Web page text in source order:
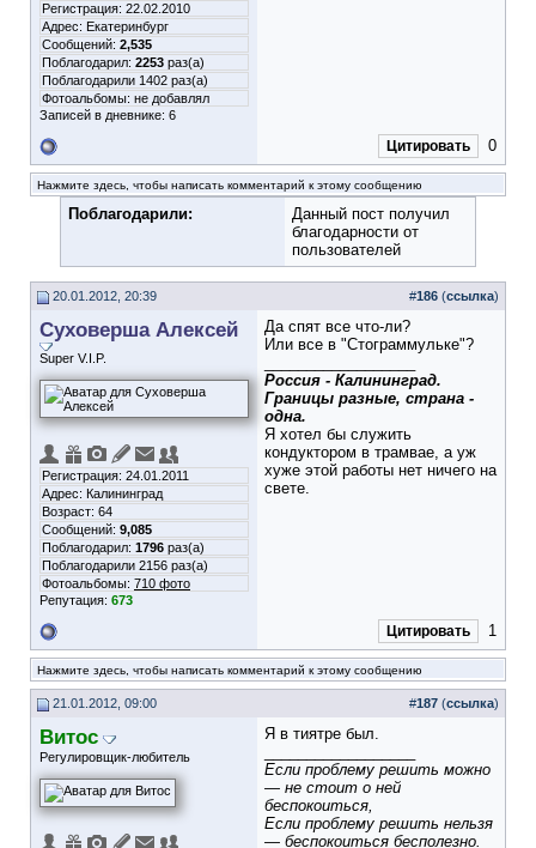
Регистрация: 22.02.2010
Адрес: Екатеринбург
Сообщений: 2,535
Поблагодарил: 2253 раз(а)
Поблагодарили 1402 раз(а)
Фотоальбомы: не добавлял
Записей в дневнике: 6
Цитировать 0
Нажмите здесь, чтобы написать комментарий к этому сообщению
Поблагодарили:
Данный пост получил
благодарности от
пользователей
20.01.2012, 20:39 #186 (ссылка)
Суховерша Алексей
Super V.I.P.
Регистрация: 24.01.2011
Адрес: Калининград
Возраст: 64
Сообщений: 9,085
Поблагодарил: 1796 раз(а)
Поблагодарили 2156 раз(а)
Фотоальбомы: 710 фото
Репутация: 673
Да спят все что-ли?
Или все в "Стограммульке"?
Россия - Калининград.
Границы разные, страна -
одна.
Я хотел бы служить
кондуктором в трамвае, а уж
хуже этой работы нет ничего на
свете.
Цитировать 1
Нажмите здесь, чтобы написать комментарий к этому сообщению
21.01.2012, 09:00 #187 (ссылка)
Витос
Регулировщик-любитель
Я в тиятре был.
Если проблему решить можно
— не стоит о ней
беспокоиться,
Если проблему решить нельзя
— беспокоиться бесполезно.